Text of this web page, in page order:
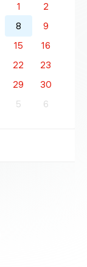
1
2
8
9
15
16
22
23
29
30
5 6